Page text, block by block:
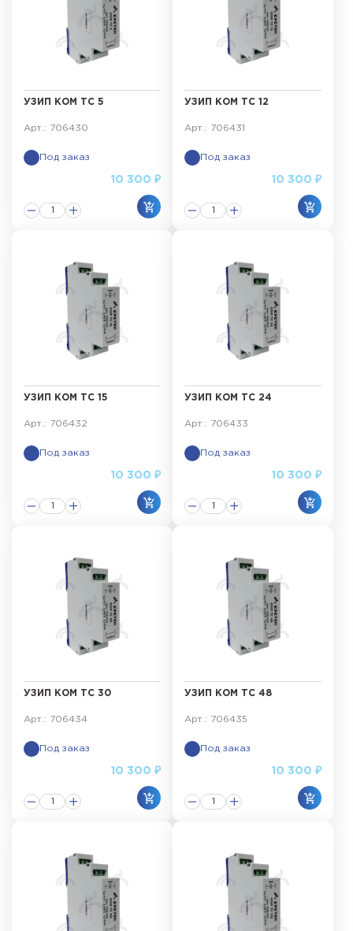
УЗИП КОМ ТС 5
Арт.: 706430
Под заказ
10 300 ₽
УЗИП КОМ ТС 12
Арт.: 706431
Под заказ
10 300 ₽
УЗИП КОМ ТС 15
Арт.: 706432
Под заказ
10 300 ₽
УЗИП КОМ ТС 24
Арт.: 706433
Под заказ
10 300 ₽
УЗИП КОМ ТС 30
Арт.: 706434
Под заказ
10 300 ₽
УЗИП КОМ ТС 48
Арт.: 706435
Под заказ
10 300 ₽